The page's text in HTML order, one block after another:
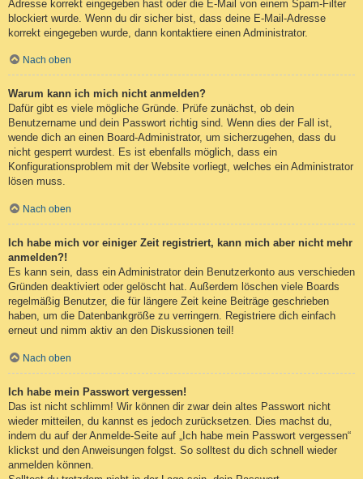
Adresse korrekt eingegeben hast oder die E-Mail von einem Spam-Filter
blockiert wurde. Wenn du dir sicher bist, dass deine E-Mail-Adresse
korrekt eingegeben wurde, dann kontaktiere einen Administrator.
Nach oben
Warum kann ich mich nicht anmelden?
Dafür gibt es viele mögliche Gründe. Prüfe zunächst, ob dein
Benutzername und dein Passwort richtig sind. Wenn dies der Fall ist,
wende dich an einen Board-Administrator, um sicherzugehen, dass du
nicht gesperrt wurdest. Es ist ebenfalls möglich, dass ein
Konfigurationsproblem mit der Website vorliegt, welches ein Administrator
lösen muss.
Nach oben
Ich habe mich vor einiger Zeit registriert, kann mich aber nicht mehr
anmelden?!
Es kann sein, dass ein Administrator dein Benutzerkonto aus verschieden
Gründen deaktiviert oder gelöscht hat. Außerdem löschen viele Boards
regelmäßig Benutzer, die für längere Zeit keine Beiträge geschrieben
haben, um die Datenbankgröße zu verringern. Registriere dich einfach
erneut und nimm aktiv an den Diskussionen teil!
Nach oben
Ich habe mein Passwort vergessen!
Das ist nicht schlimm! Wir können dir zwar dein altes Passwort nicht
wieder mitteilen, du kannst es jedoch zurücksetzen. Dies machst du,
indem du auf der Anmelde-Seite auf „Ich habe mein Passwort vergessen“
klickst und den Anweisungen folgst. So solltest du dich schnell wieder
anmelden können.